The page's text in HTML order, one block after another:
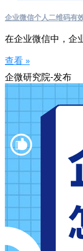
企业微信个人二维码有
在企业微信中，企
查看 »
企微研究院-发布